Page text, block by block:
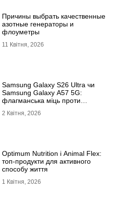
Причины выбрать качественные
азотные генераторы и
флоуметры
11 Квітня, 2026
Samsung Galaxy S26 Ultra чи
Samsung Galaxy A57 5G:
флагманська міць проти
2 Квітня, 2026
Optimum Nutrition і Animal Flex:
топ-продукти для активного
способу життя
1 Квітня, 2026